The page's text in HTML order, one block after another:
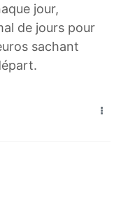
jour,
de jours pour
sachant